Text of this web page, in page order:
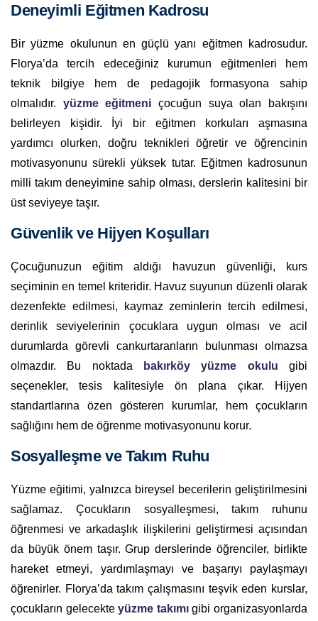
Deneyimli Eğitmen Kadrosu
Bir yüzme okulunun en güçlü yanı eğitmen kadrosudur.
Florya’da tercih edeceğiniz kurumun eğitmenleri hem
teknik bilgiye hem de pedagojik formasyona sahip
olmalıdır. yüzme eğitmeni çocuğun suya olan bakışını
belirleyen kişidir. İyi bir eğitmen korkuları aşmasına
yardımcı olurken, doğru teknikleri öğretir ve öğrencinin
motivasyonunu sürekli yüksek tutar. Eğitmen kadrosunun
milli takım deneyimine sahip olması, derslerin kalitesini bir
üst seviyeye taşır.
Güvenlik ve Hijyen Koşulları
Çocuğunuzun eğitim aldığı havuzun güvenliği, kurs
seçiminin en temel kriteridir. Havuz suyunun düzenli olarak
dezenfekte edilmesi, kaymaz zeminlerin tercih edilmesi,
derinlik seviyelerinin çocuklara uygun olması ve acil
durumlarda görevli cankurtaranların bulunması olmazsa
olmazdır. Bu noktada
bakırköy yüzme okulu gibi
seçenekler, tesis kalitesiyle ön plana çıkar. Hijyen
standartlarına özen gösteren kurumlar, hem çocukların
sağlığını hem de öğrenme motivasyonunu korur.
Sosyalleşme ve Takım Ruhu
Yüzme eğitimi, yalnızca bireysel becerilerin geliştirilmesini
sağlamaz. Çocukların sosyalleşmesi, takım ruhunu
öğrenmesi ve arkadaşlık ilişkilerini geliştirmesi açısından
da büyük önem taşır. Grup derslerinde öğrenciler, birlikte
hareket etmeyi, yardımlaşmayı ve başarıyı paylaşmayı
öğrenirler. Florya’da takım çalışmasını teşvik eden kurslar,
çocukların gelecekteyüzme takımıgibi organizasyonlarda